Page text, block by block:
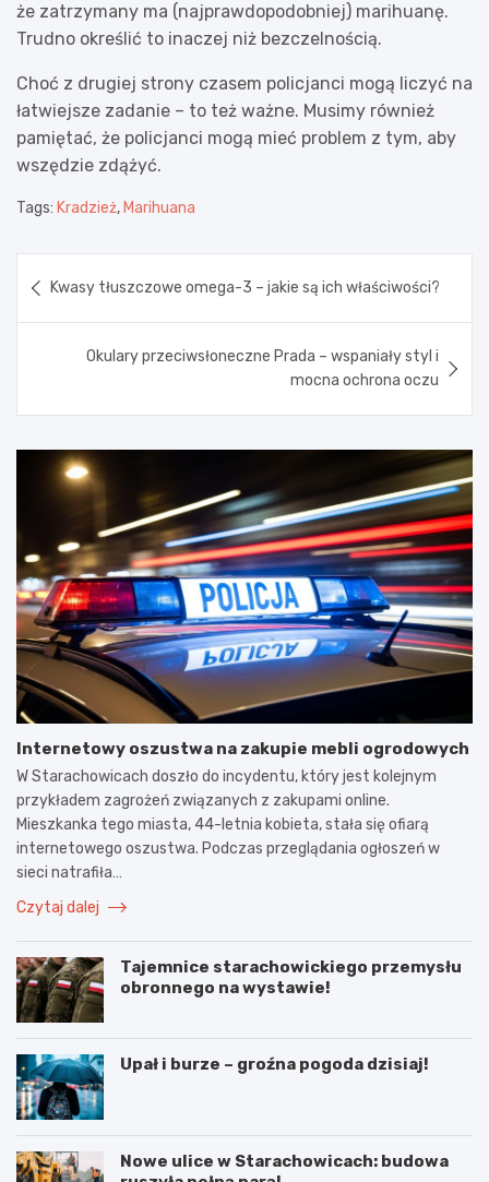
że zatrzymany ma (najprawdopodobniej) marihuanę.
Trudno określić to inaczej niż bezczelnością.
Choć z drugiej strony czasem policjanci mogą liczyć na
łatwiejsze zadanie – to też ważne. Musimy również
pamiętać, że policjanci mogą mieć problem z tym, aby
wszędzie zdążyć.
Tags: Kradzież, Marihuana
wpisu
Kwasy tłuszczowe omega-3 – jakie są ich właściwości?
Okulary przeciwsłoneczne Prada – wspaniały styl i
mocna ochrona oczu
Internetowy oszustwa na zakupie mebli ogrodowych
W Starachowicach doszło do incydentu, który jest kolejnym
przykładem zagrożeń związanych z zakupami online.
Mieszkanka tego miasta, 44-letnia kobieta, stała się ofiarą
internetowego oszustwa. Podczas przeglądania ogłoszeń w
sieci natrafiła…
Czytaj dalej
Tajemnice starachowickiego przemysłu
obronnego na wystawie!
Upał i burze – groźna pogoda dzisiaj!
Nowe ulice w Starachowicach: budowa